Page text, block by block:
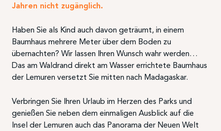
Jahren nicht zugänglich.
Haben Sie als Kind auch davon geträumt, in einem
Baumhaus mehrere Meter über dem Boden zu
übernachten? Wir lassen Ihren Wunsch wahr werden…
Das am Waldrand direkt am Wasser errichtete Baumhaus
der Lemuren versetzt Sie mitten nach Madagaskar.
Verbringen Sie Ihren Urlaub im Herzen des Parks und
genießen Sie neben dem einmaligen Ausblick auf die
Insel der Lemuren auch das Panorama der Neuen Welt